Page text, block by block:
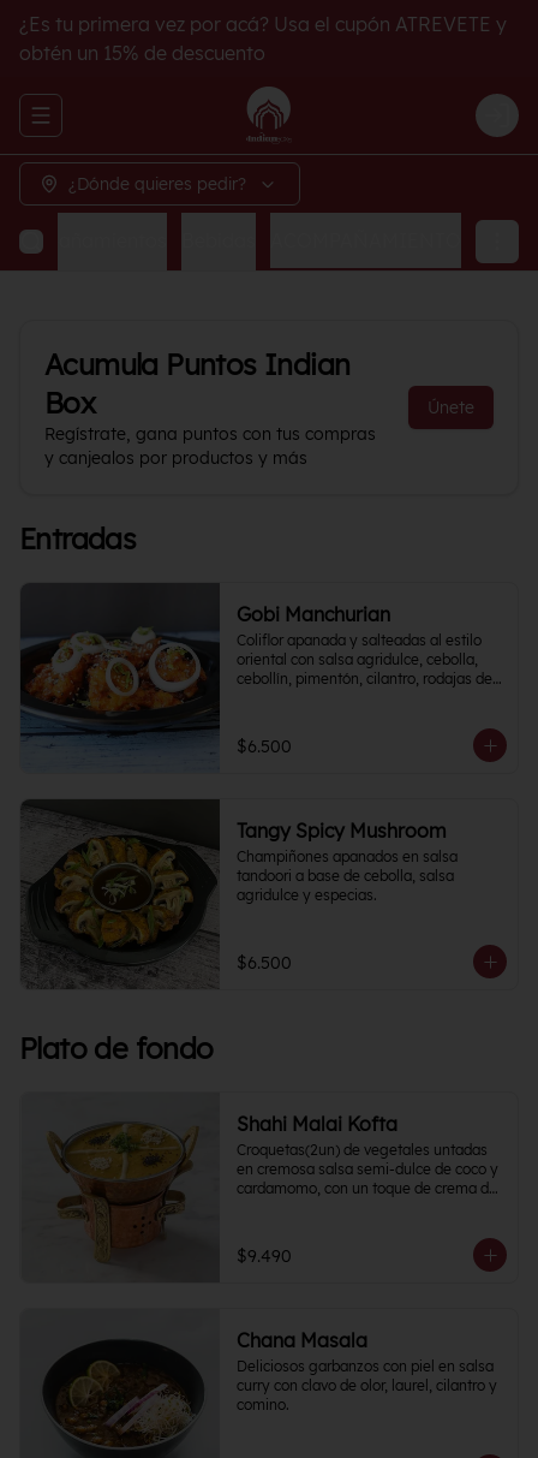
¿Es tu primera vez por acá? Usa el cupón ATREVETE y
obtén un 15% de descuento
Abrir menu de navegación
¿Dónde quieres pedir?
Acumula Puntos Indian
Box
Regístrate, gana puntos con tus compras
y canjealos por productos y más
Únete
Entradas
Gobi Manchurian
Coliflor apanada y salteadas al estilo
oriental con salsa agridulce, cebolla,
cebollín, pimentón, cilantro, rodajas de
$6.500
Tangy Spicy Mushroom
Champiñones apanados en salsa
tandoori a base de cebolla, salsa
agridulce y especias.
$6.500
Plato de fondo
Shahi Malai Kofta
Croquetas(2un) de vegetales untadas
en cremosa salsa semi-dulce de coco y
cardamomo, con un toque de crema de
$9.490
Chana Masala
Deliciosos garbanzos con piel en salsa
curry con clavo de olor, laurel, cilantro y
comino.